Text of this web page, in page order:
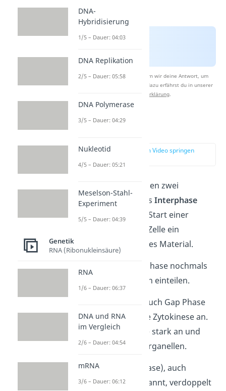
Nach Beantwortung speichern wir deine Antwort, um
Studyflix zu verbessern. Mehr dazu erfährst du in unserer
Datenschutzerklärung.
zur Stelle im Video springen
Der Zeitraum zwischen zwei
Zellteilungen wird alsInterphase
bezeichnet. Für den Start einer
Mitose benötigt die Zelle ein
doppeltes genetisches Material.
Du kannst die Interphase nochmals
in drei weitere Zyklen einteilen.
oder auch Gap Phase
schließt direkt an die Zytokinese an.
Hier wächst die Zelle stark an und
bildet mehrere Zellorganellen.
In derS Phase (
S-Phase), auch
Synthese Phase genannt, verdoppelt
DNA-
Hybridisierung
1/5 – Dauer: 04:03
DNA Replikation
2/5 – Dauer: 05:58
DNA Polymerase
3/5 – Dauer: 04:29
Nukleotid
4/5 – Dauer: 05:21
Meselson-Stahl-
Experiment
5/5 – Dauer: 04:39
Genetik
RNA (Ribonukleinsäure)
RNA
1/6 – Dauer: 06:37
DNA und RNA
im Vergleich
2/6 – Dauer: 04:54
mRNA
3/6 – Dauer: 06:12